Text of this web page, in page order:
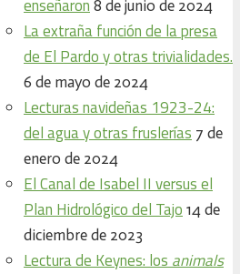
enseñaron 8 de junio de 2024
La extraña función de la presa
de El Pardo y otras trivialidades.
6 de mayo de 2024
Lecturas navideñas 1923-24:
del agua y otras fruslerías 7 de
enero de 2024
El Canal de Isabel II versus el
Plan Hidrológico del Tajo 14 de
diciembre de 2023
Lectura de Keynes: los animals